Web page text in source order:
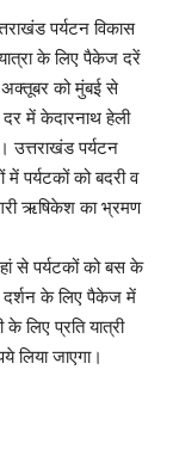
पर्यटन विकास
के लिए पैकेज दरें
अक्तूबर को मुंबई से
में केदारनाथ हेली
उत्तराखंड पर्यटन
पर्यटकों को बदरी व
ऋषिकेश का भ्रमण
से पर्यटकों को बस के
के लिए पैकेज में
लिए प्रति यात्री
जाएगा।